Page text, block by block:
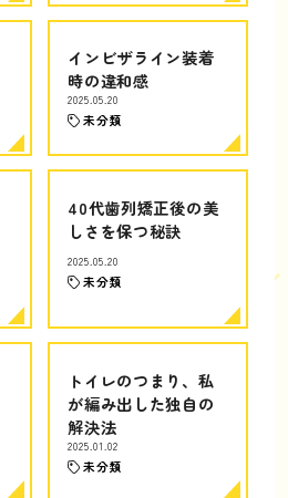
インビザライン装着
時の違和感
2025.05.20
未分類
40代歯列矯正後の美
しさを保つ秘訣
2025.05.20
未分類
トイレのつまり、私
が編み出した独自の
解決法
2025.01.02
未分類